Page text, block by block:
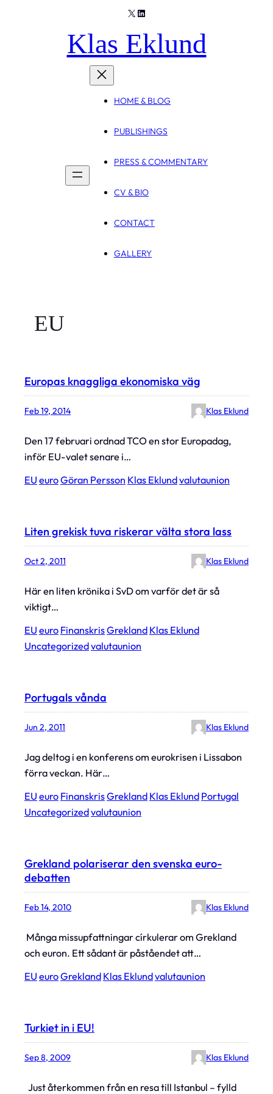
X LinkedIn
Klas Eklund
HOME & BLOG
PUBLISHINGS
PRESS & COMMENTARY
CV & BIO
CONTACT
GALLERY
EU
Europas knaggliga ekonomiska väg
Feb 19, 2014 Klas Eklund
Den 17 februari ordnad TCO en stor Europadag,
inför EU-valet senare i…
EU euroGöran Persson Klas Eklundvalutaunion
Liten grekisk tuva riskerar välta stora lass
Oct 2, 2011 Klas Eklund
Här en liten krönika i SvD om varför det är så
viktigt…
EU euro FinanskrisGrekland Klas Eklund
Uncategorizedvalutaunion
Portugals vånda
Jun 2, 2011 Klas Eklund
Jag deltog i en konferens om eurokrisen i Lissabon
förra veckan. Här…
EU euro FinanskrisGrekland Klas Eklund Portugal
Uncategorizedvalutaunion
Grekland polariserar den svenska euro-
debatten
Feb 14, 2010 Klas Eklund
Många missupfattningar církulerar om Grekland
och euron. Ett sådant är påståendet att…
EU euroGrekland Klas Eklundvalutaunion
Turkiet in i EU!
Sep 8, 2009 Klas Eklund
Just återkommen från en resa till Istanbul – fylld